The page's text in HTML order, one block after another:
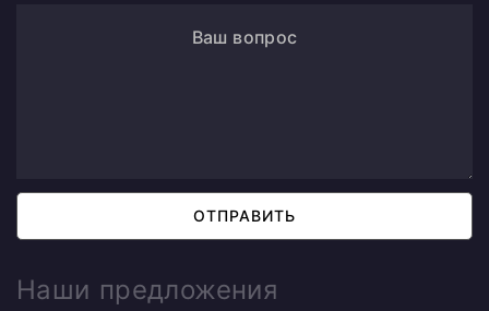
ОТПРАВИТЬ
Наши предложения